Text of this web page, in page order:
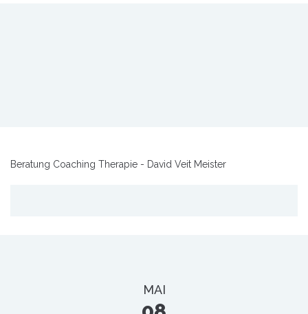
Beratung Coaching Therapie - David Veit Meister
MAI